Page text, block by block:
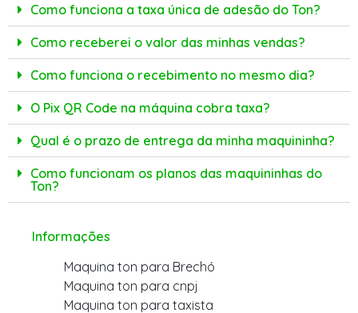
Como funciona a taxa única de adesão do Ton?
Como receberei o valor das minhas vendas?
Como funciona o recebimento no mesmo dia?
O Pix QR Code na máquina cobra taxa?
Qual é o prazo de entrega da minha maquininha?
Como funcionam os planos das maquininhas do
Ton?
Informações
Maquina ton para Brechó
Maquina ton para cnpj
Maquina ton para taxista